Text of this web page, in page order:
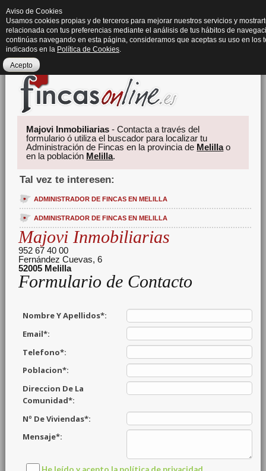
Majovi Inmobiliarias - Contacta a través del
formulario ó utiliza el buscador para localizar tu
Administración de Fincas en la provincia de Melillao
en la población Melilla.
Tal vez te interesen:
ADMINISTRADOR DE FINCAS EN MELILLA
ADMINISTRADOR DE FINCAS EN MELILLA
Majovi Inmobiliarias
952 67 40 00
Fernández Cuevas, 6
52005 Melilla
Formulario de Contacto
Aviso de Cookies
Usamos cookies propias y de terceros para mejorar nuestros servicios y
relacionada con tus preferencias mediante el análisis de tus hábitos de
continúas navegando en esta página, consideramos que aceptas su uso en los
indicados en la Política de Cookies.
Acepto